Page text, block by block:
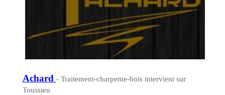
Achard - Traitement-charpente-bois intervient sur
Toussieu